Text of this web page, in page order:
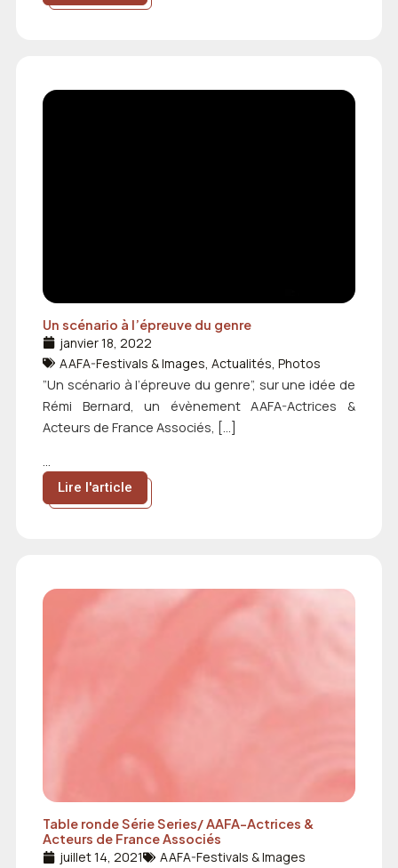
Un scénario à l’épreuve du genre
janvier 18, 2022
AAFA-Festivals & Images,Actualités,Photos
”Un scénario à l’épreuve du genre”, sur une idée de
Rémi Bernard, un évènement AAFA-Actrices &
Acteurs de France Associés, […]
...
Lire l'article
Table ronde Série Series/ AAFA-Actrices &
Acteurs de France Associés
juillet 14, 2021 AAFA-Festivals & Images